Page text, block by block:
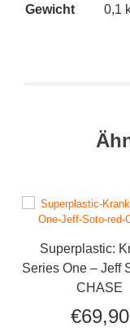
Gewicht 0,1
Superplastic:
Series One – Jeff
CHASE
€69,90